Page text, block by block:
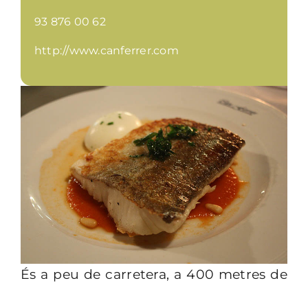
93 876 00 62
http://www.canferrer.com
És a peu de carretera, a 400 metres de